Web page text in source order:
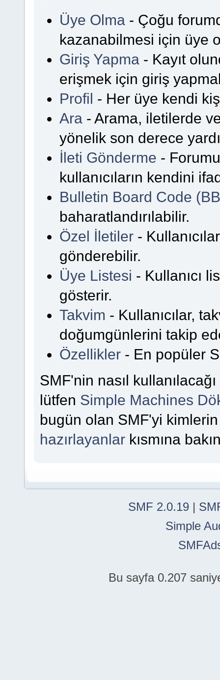
Üye Olma - Çoğu
kazanabilmesi için üye
Giriş Yapma - Kayıt
erişmek için giriş
Profil - Her üye kendi
Ara - Arama, iletilerde
yönelik son derece
İleti Gönderme -
kullanıcıların kendini
Bulletin Board Code
baharatlandırılabilir.
Özel İletiler -
gönderebilir.
Üye Listesi - Kullanıcı
gösterir.
Takvim - Kullanıcılar,
doğumgünlerini takip
Özellikler - En popüler
SMF'nin nasıl
lütfen Simple Machines
bugün olan SMF'yi kimlerin
hazırlayanlar kısmına
SMF 2.0.19 |
Simple
Bu sayfa 0.207